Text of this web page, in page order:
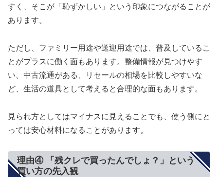
すく、そこが「恥ずかしい」という印象につながることが
あります。
ただし、ファミリー用途や送迎用途では、普及しているこ
とがプラスに働く面もあります。整備情報が見つけやす
い、中古流通がある、リセールの相場を比較しやすいな
ど、生活の道具として考えると合理的な面もあります。
見られ方としてはマイナスに見えることでも、使う側にと
っては安心材料になることがあります。
理由④ 「残クレで買ったんでしょ？」という
買い方の先入観